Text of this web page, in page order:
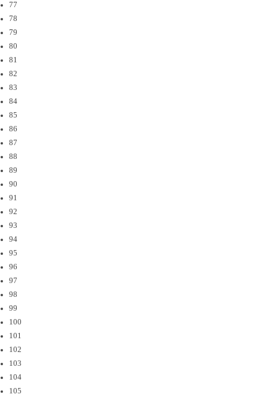
77
78
79
80
81
82
83
84
85
86
87
88
89
90
91
92
93
94
95
96
97
98
99
100
101
102
103
104
105